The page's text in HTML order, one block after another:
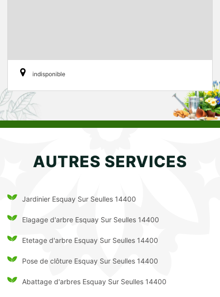
indisponible
AUTRES SERVICES
Jardinier Esquay Sur Seulles 14400
Elagage d'arbre Esquay Sur Seulles 14400
Etetage d'arbre Esquay Sur Seulles 14400
Pose de clôture Esquay Sur Seulles 14400
Abattage d'arbres Esquay Sur Seulles 14400